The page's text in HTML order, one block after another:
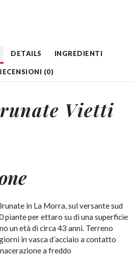
DETAILS INGREDIENTI
(0)
Vietti
in La Morra, sul versante sud
piante per ettaro su di una superficie
un età di circa 43 anni. Terreno
in vasca d’acciaio a contatto
a freddo